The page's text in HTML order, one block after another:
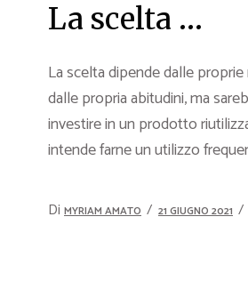
La scelta …
La scelta dipende dalle
dalle propria abitudini, ma
investire in un prodotto
intende farne un utilizzo
Di MYRIAM AMATO 21 GIUGNO 2021